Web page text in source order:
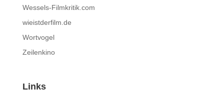
Wessels-Filmkritik.com
wieistderfilm.de
Wortvogel
Zeilenkino
Links